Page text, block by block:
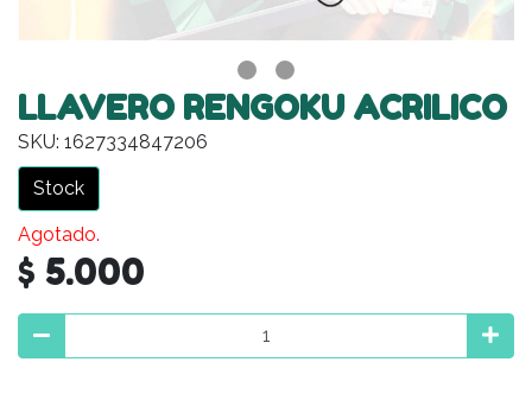
LLAVERO RENGOKU ACRILICO
SKU: 1627334847206
Stock
Agotado.
$ 5.000